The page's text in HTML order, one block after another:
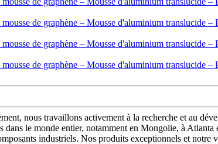
nous travaillons activement à la recherche et au
le monde entier, notamment en Mongolie, à
industriels. Nos produits exceptionnels et